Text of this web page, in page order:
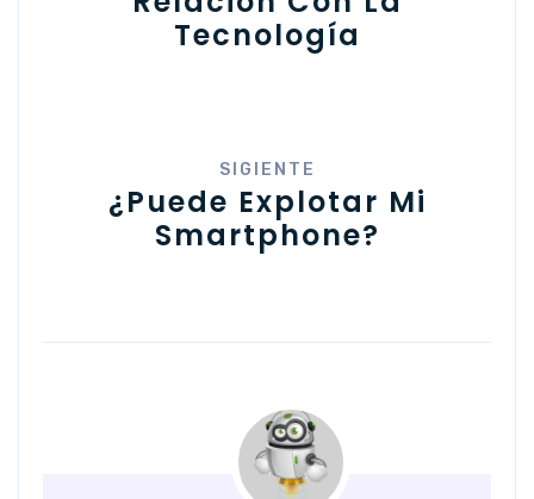
Tecnología
SIGIENTE
¿puede Explotar Mi
Smartphone?